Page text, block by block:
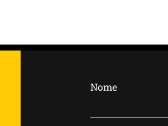
Edição 22 – Aileen
Violência Feminina
Nome